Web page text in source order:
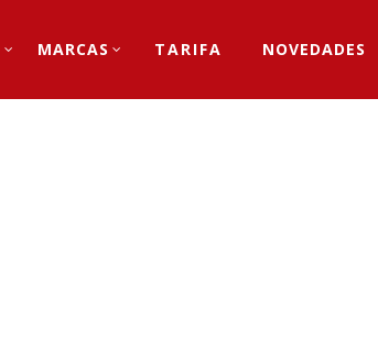
MARCAS TARIFA NOVEDADES